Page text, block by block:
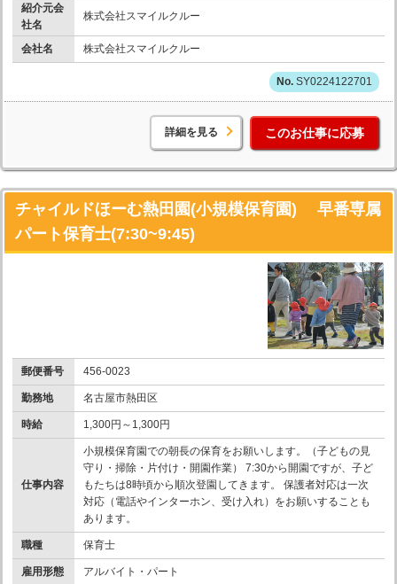
紹介元会
社名
株式会社スマイルクルー
会社名 株式会社スマイルクルー
SY0224122701
詳細を見る このお仕事に応募
チャイルドほーむ熱田園(小規模保育園) 早番専属
パート保育士(7:30~9:45)
郵便番号 456-0023
勤務地 名古屋市熱田区
時給 1,300円～1,300円
仕事内容
小規模保育園での朝長の保育をお願いします。（子どもの見
守り・掃除・片付け・開園作業） 7:30から開園ですが、子ど
もたちは8時頃から順次登園してきます。 保護者対応は一次
対応（電話やインターホン、受け入れ）をお願いすることも
あります。
職種 保育士
雇用形態 アルバイト・パート